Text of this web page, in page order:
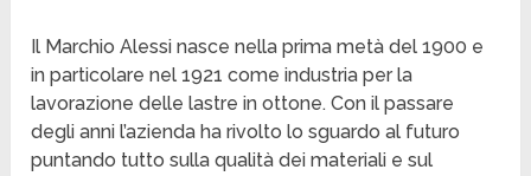
Il Marchio Alessi nasce nella prima metà del 1900 e
in particolare nel 1921 come industria per la
lavorazione delle lastre in ottone. Con il passare
degli anni l’azienda ha rivolto lo sguardo al futuro
puntando tutto sulla qualità dei materiali e sul